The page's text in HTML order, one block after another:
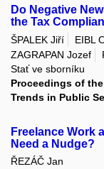
Do Negative
the Tax
ŠPALEK Jiří EIBL
ZAGRAPAN Jozef
Stať ve sborníku
Proceedings of
Trends in Public
Freelance Work
Need a Nudge?
ŘEZÁČ Jan